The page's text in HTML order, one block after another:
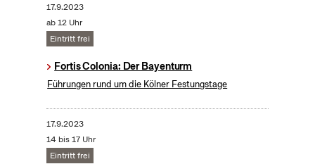
17.9.2023
ab 12 Uhr
Eintritt frei
Fortis Colonia: Der Bayenturm
Führungen rund um die Kölner Festungstage
17.9.2023
14 bis 17 Uhr
Eintritt frei